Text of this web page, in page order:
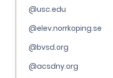
@usc.edu
@elev.norrkoping.se
@bvsd.org
@acsdny.org